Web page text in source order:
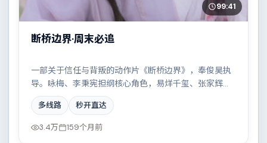
99:41
断桥边界·周末必追
一部关于信任与背叛的动作片《断桥边界》，奉俊昊执
导。咏梅、李秉宪担纲核心角色，易烊千玺、张家辉、
秦昊、奥布瑞·普拉扎等实力加盟，取景与班底多来自法
国。都市霓虹下的人性试炼与自我救赎。结尾留白耐人
寻味。
多线路 秒开直达
3.4万 159个月前